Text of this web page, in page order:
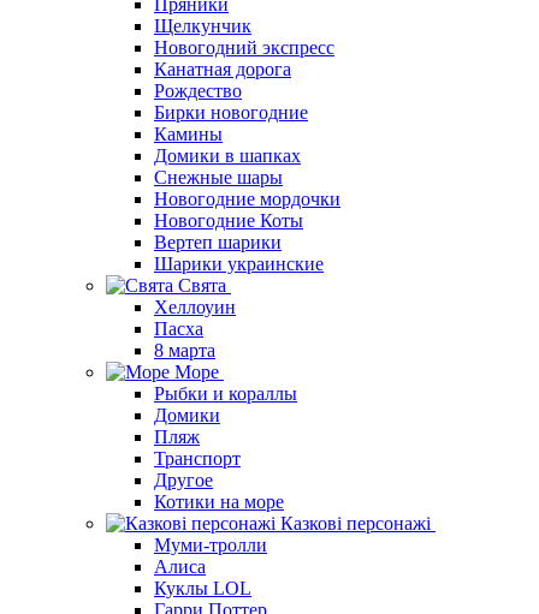
Пряники
Щелкунчик
Новогодний экспресс
Канатная дорога
Рождество
Бирки новогодние
Камины
Домики в шапках
Снежные шары
Новогодние мордочки
Новогодние Коты
Вертеп шарики
Шарики украинские
Свята
Хеллоуин
Пасха
8 марта
Море
Рыбки и кораллы
Домики
Пляж
Транспорт
Другое
Котики на море
Казкові персонажі
Муми-тролли
Алиса
Куклы LOL